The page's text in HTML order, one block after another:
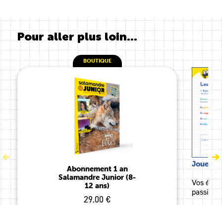
Pour aller plus loin...
BOUTIQUE
Abonnement 1 an
Salamandre Junior (8-
12 ans)
29.00 €
Jouer
Vos